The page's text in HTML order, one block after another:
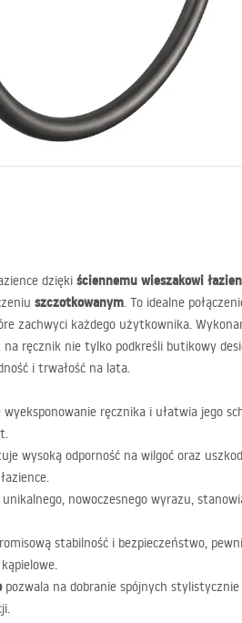
dzięki ściennemu wieszakowi
szczotkowanym. To idealne
zachwyci każdego użytkownika.
ręcznik nie tylko podkreśli butikowy
i trwałość na lata.
ręcznika i ułatwia jego
wysoką odporność na wilgoć oraz
nowoczesnego wyrazu,
stabilność i bezpieczeństwo,
pozwala na dobranie spójnych